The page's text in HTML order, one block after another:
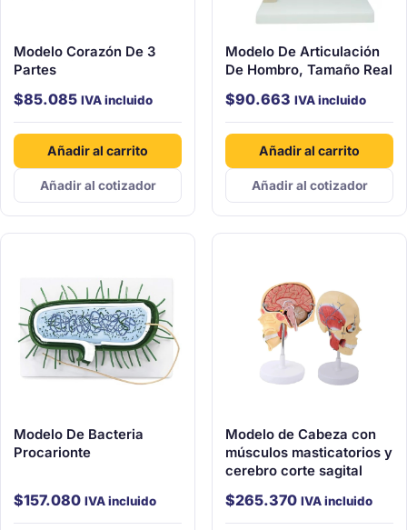
Modelo Corazón De 3
Partes
$85.085 IVA incluido
Añadir al carrito
Añadir al cotizador
Modelo De Articulación
De Hombro, Tamaño Real
$90.663 IVA incluido
Añadir al carrito
Añadir al cotizador
Modelo De Bacteria
Procarionte
$157.080 IVA incluido
Modelo de Cabeza con
músculos masticatorios y
cerebro corte sagital
$265.370 IVA incluido